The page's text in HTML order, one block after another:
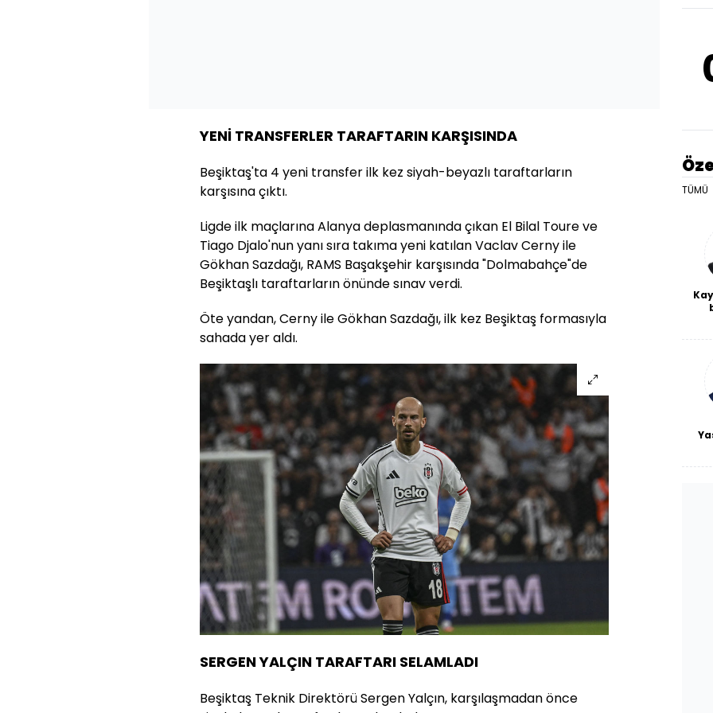
YENİ TRANSFERLER TARAFTARIN KARŞISINDA
Beşiktaş'ta 4 yeni transfer ilk kez siyah-beyazlı taraftarların
karşısına çıktı.
Ligde ilk maçlarına Alanya deplasmanında çıkan El Bilal Toure ve
Tiago Djalo'nun yanı sıra takıma yeni katılan Vaclav Cerny ile
Gökhan Sazdağı, RAMS Başakşehir karşısında "Dolmabahçe"de
Beşiktaşlı taraftarların önünde sınav verdi.
Öte yandan, Cerny ile Gökhan Sazdağı, ilk kez Beşiktaş formasıyla
sahada yer aldı.
SERGEN YALÇIN TARAFTARI SELAMLADI
Beşiktaş Teknik Direktörü Sergen Yalçın, karşılaşmadan önce
TÜMÜ